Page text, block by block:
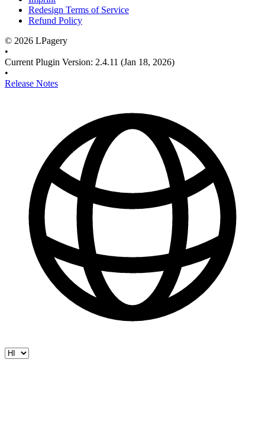
Redesign Terms of Service
Refund Policy
© 2026 LPagery
•
Current Plugin Version: 2.4.11 (Jan 18, 2026)
•
Release Notes